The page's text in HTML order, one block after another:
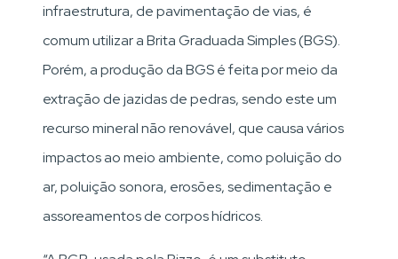
infraestrutura, de pavimentação de vias, é
comum utilizar a Brita Graduada Simples (BGS).
Porém, a produção da BGS é feita por meio da
extração de jazidas de pedras, sendo este um
recurso mineral não renovável, que causa vários
impactos ao meio ambiente, como poluição do
ar, poluição sonora, erosões, sedimentação e
assoreamentos de corpos hídricos.